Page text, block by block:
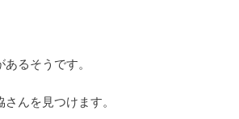
あるそうです。
さんを見つけます。